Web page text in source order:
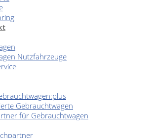
Nutzfahrzeuge
Gebrauchtwagen
für Gebrauchtwagen